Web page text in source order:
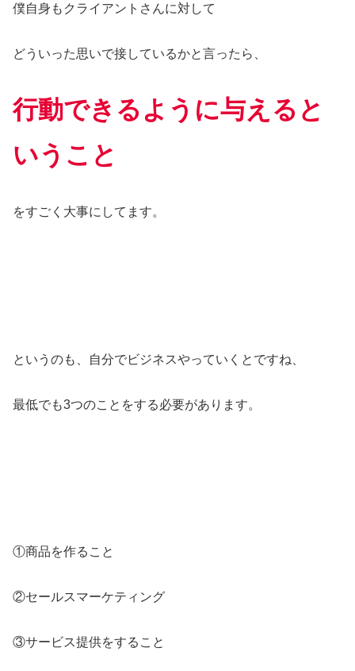
僕自身もクライアントさんに対して
どういった思いで接しているかと言ったら、
行動できるように与えると
いうこと
をすごく大事にしてます。
というのも、自分でビジネスやっていくとですね、
最低でも3つのことをする必要があります。
①商品を作ること
②セールスマーケティング
③サービス提供をすること